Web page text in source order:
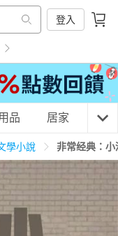
登入
健
品 居家 3C
學小說 非常经典：